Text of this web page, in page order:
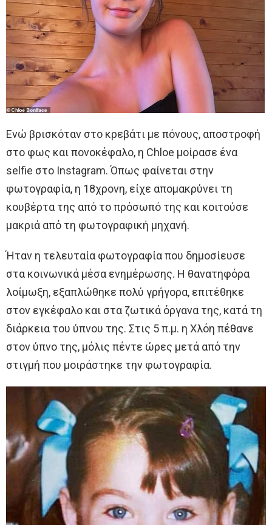
Ενώ βρισκόταν στο κρεβάτι με πόνους, αποστροφή
στο φως και πονοκέφαλο, η Chloe μοίρασε ένα
selfie στο Instagram. Όπως φαίνεται στην
φωτογραφία, η 18χρονη, είχε απομακρύνει τη
κουβέρτα της από το πρόσωπό της και κοιτούσε
μακριά από τη φωτογραφική μηχανή.
Ήταν η τελευταία φωτογραφία που δημοσίευσε
στα κοινωνικά μέσα ενημέρωσης. Η θανατηφόρα
λοίμωξη, εξαπλώθηκε πολύ γρήγορα, επιτέθηκε
στον εγκέφαλο και στα ζωτικά όργανα της, κατά τη
διάρκεια του ύπνου της. Στις 5 π.μ. η Χλόη πέθανε
στον ύπνο της, μόλις πέντε ώρες μετά από την
στιγμή που μοιράστηκε την φωτογραφία.